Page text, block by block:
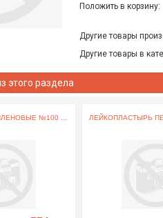
Положить в корзину:
Другие товары
Другие товары в
этого раздела
№100 ... ЛЕЙКОПЛАСТЫРЬ